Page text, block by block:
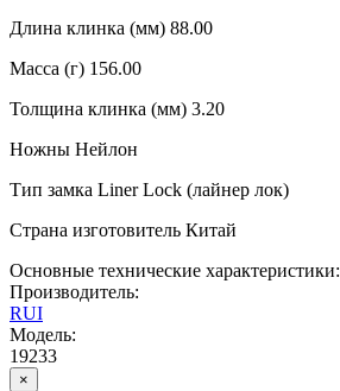
Длина клинка (мм) 88.00
Масса (г) 156.00
Толщина клинка (мм) 3.20
Ножны Нейлон
Тип замка Liner Lock (лайнер лок)
Страна изготовитель Китай
Основные технические характеристики:
Производитель:
RUI
Модель:
19233
×